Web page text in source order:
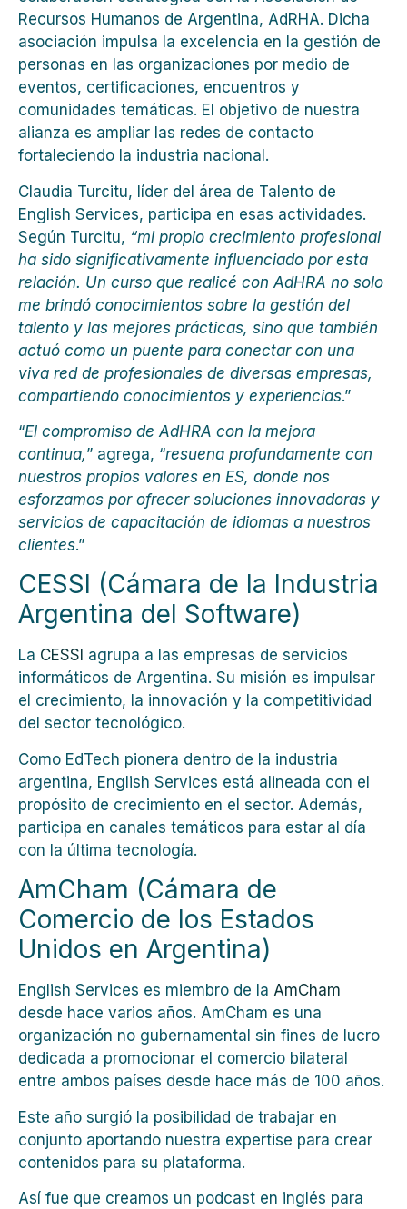
Recursos Humanos de Argentina, AdRHA. Dicha
asociación impulsa la excelencia en la gestión de
personas en las organizaciones por medio de
eventos, certificaciones, encuentros y
comunidades temáticas. El objetivo de nuestra
alianza es ampliar las redes de contacto
fortaleciendo la industria nacional.
Claudia Turcitu, líder del área de Talento de
English Services, participa en esas actividades.
Según Turcitu, “mi propio crecimiento profesional
ha sido significativamente influenciado por esta
relación. Un curso que realicé con AdHRA no solo
me brindó conocimientos sobre la gestión del
talento y las mejores prácticas, sino que también
actuó como un puente para conectar con una
viva red de profesionales de diversas empresas,
compartiendo conocimientos y experiencias.”
“El compromiso de AdHRA con la mejora
continua,” agrega, “resuena profundamente con
nuestros propios valores en ES, donde nos
esforzamos por ofrecer soluciones innovadoras y
servicios de capacitación de idiomas a nuestros
clientes.”
CESSI (Cámara de la Industria
Argentina del Software)
La CESSI agrupa a las empresas de servicios
informáticos de Argentina. Su misión es impulsar
el crecimiento, la innovación y la competitividad
del sector tecnológico.
Como EdTech pionera dentro de la industria
argentina, English Services está alineada con el
propósito de crecimiento en el sector. Además,
participa en canales temáticos para estar al día
con la última tecnología.
AmCham (Cámara de
Comercio de los Estados
Unidos en Argentina)
English Services es miembro de la AmCham
desde hace varios años. AmCham es una
organización no gubernamental sin fines de lucro
dedicada a promocionar el comercio bilateral
entre ambos países desde hace más de 100 años.
Este año surgió la posibilidad de trabajar en
conjunto aportando nuestra expertise para crear
contenidos para su plataforma.
Así fue que creamos un podcast en inglés para